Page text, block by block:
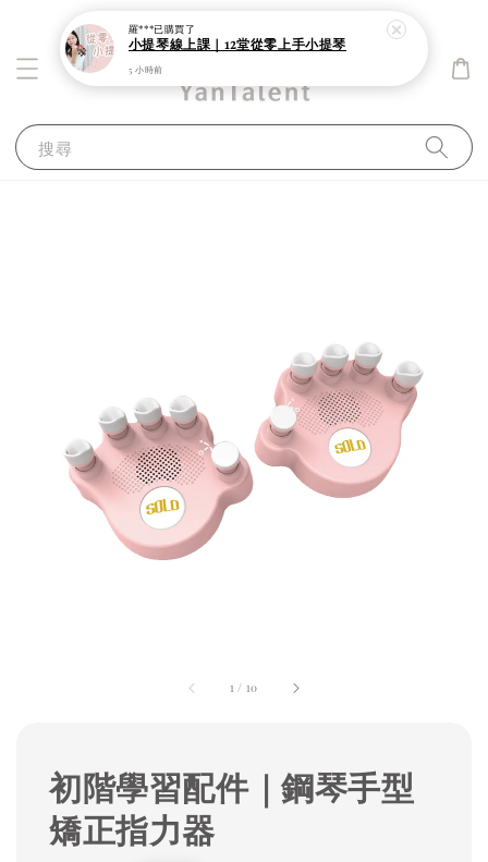
搜尋
1 / 10
初階學習配件｜鋼琴手型
矯正指力器
羅***已購買了
小提琴線上課｜12堂從零上手小提琴
5 小時前